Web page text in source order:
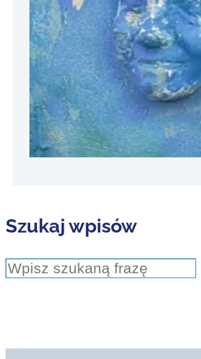
Szukaj wpisów
Szukaj